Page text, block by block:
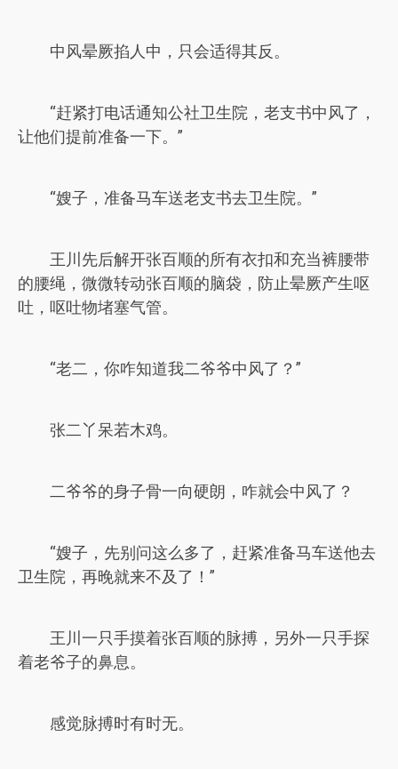
中风晕厥掐人中，只会适得其反。
“赶紧打电话通知公社卫生院，老支书中风了，
让他们提前准备一下。”
“嫂子，准备马车送老支书去卫生院。”
王川先后解开张百顺的所有衣扣和充当裤腰带
的腰绳，微微转动张百顺的脑袋，防止晕厥产生呕
吐，呕吐物堵塞气管。
“老二，你咋知道我二爷爷中风了？”
张二丫呆若木鸡。
二爷爷的身子骨一向硬朗，咋就会中风了？
“嫂子，先别问这么多了，赶紧准备马车送他去
卫生院，再晚就来不及了！”
王川一只手摸着张百顺的脉搏，另外一只手探
着老爷子的鼻息。
感觉脉搏时有时无。